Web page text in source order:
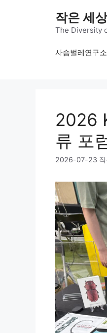
작은 세
The Diversity
사슴벌레연구
2026
류 포
2026-07-23